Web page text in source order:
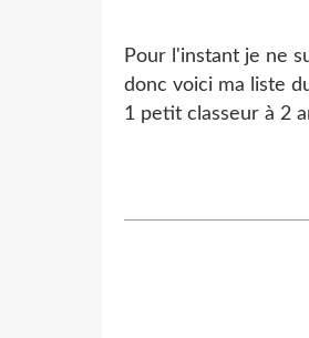
Pour l'instant je ne
donc voici ma liste
1 petit classeur à 2